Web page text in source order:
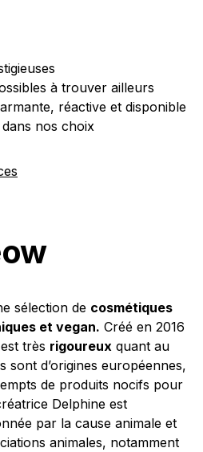
à trouver ailleurs
réactive et disponible
nos choix
sélection de cosmétiques
et vegan. Créé en 2016
très rigoureux quant au
sont d’origines européennes,
de produits nocifs pour
Delphine est
par la cause animale et
animales, notamment